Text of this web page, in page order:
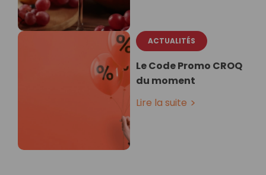
ACTUALITÉS
Le Code Promo CROQ
du moment
Lire la suite